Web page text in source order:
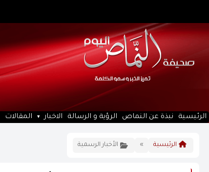
الرئيسية نبذة عن النماص الرؤية و الرسالة الاخبار المقالات
الرئيسية » الأخبار الرسمية